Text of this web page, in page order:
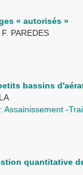
« autorisés »
PAREDES
bassins
Assainissement -
quantitative